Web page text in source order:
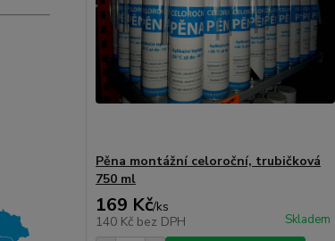
Pěna montážní celoroční, trubičková
750 ml
169 Kč/ks
140 Kč bez DPH Skladem